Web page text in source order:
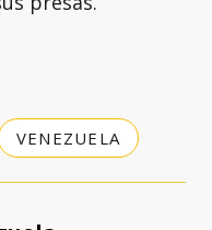
VENEZUELA